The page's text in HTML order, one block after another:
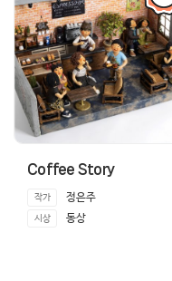
Coffee Story
작가 정은주
시상 동상